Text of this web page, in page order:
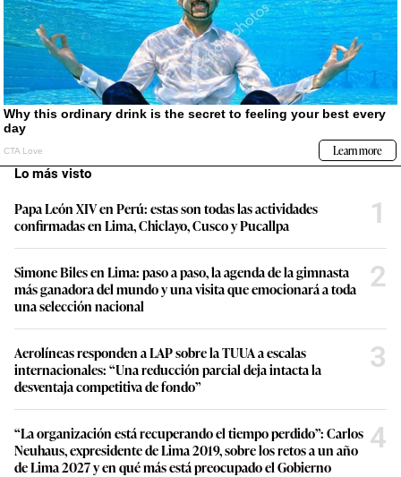
Lo más visto
Papa León XIV en Perú: estas son todas las actividades
confirmadas en Lima, Chiclayo, Cusco y Pucallpa
1
Simone Biles en Lima: paso a paso, la agenda de la gimnasta
más ganadora del mundo y una visita que emocionará a toda
una selección nacional
2
Aerolíneas responden a LAP sobre la TUUA a escalas
internacionales: “Una reducción parcial deja intacta la
desventaja competitiva de fondo”
3
“La organización está recuperando el tiempo perdido”: Carlos
Neuhaus, expresidente de Lima 2019, sobre los retos a un año
de Lima 2027 y en qué más está preocupado el Gobierno
4